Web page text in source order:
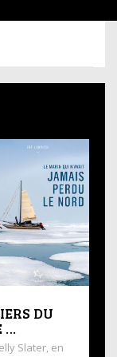
DU
…
Slater, en